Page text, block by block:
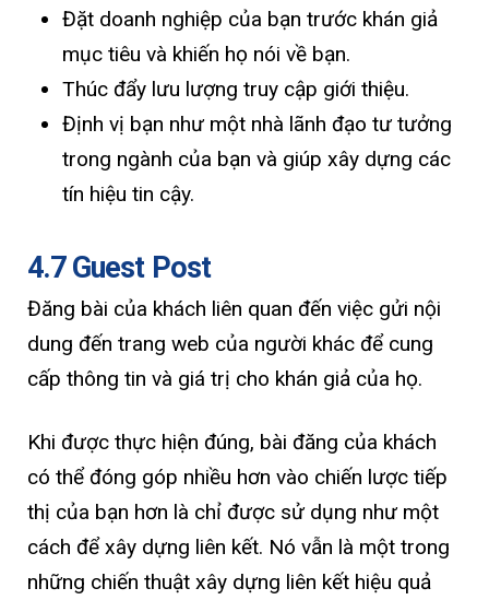
Đặt doanh nghiệp của bạn trước khán giả
mục tiêu và khiến họ nói về bạn.
Thúc đẩy lưu lượng truy cập giới thiệu.
Định vị bạn như một nhà lãnh đạo tư tưởng
trong ngành của bạn và giúp xây dựng các
tín hiệu tin cậy.
4.7 Guest Post
Đăng bài của khách liên quan đến việc gửi nội
dung đến trang web của người khác để cung
cấp thông tin và giá trị cho khán giả của họ.
Khi được thực hiện đúng, bài đăng của khách
có thể đóng góp nhiều hơn vào chiến lược tiếp
thị của bạn hơn là chỉ được sử dụng như một
cách để xây dựng liên kết. Nó vẫn là một trong
những chiến thuật xây dựng liên kết hiệu quả